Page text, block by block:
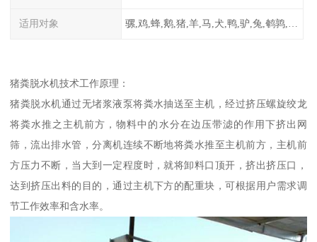
适用对象 骡,鸡,蜂,鹅,猪,羊,马,犬,鸭,驴,兔,鹌鹑,牛,鸽
猪粪脱水机技术工作原理：
猪粪脱水机通过无堵浆液泵将粪水抽送至主机，经过挤压螺旋绞龙
将粪水推之主机前方，物料中的水分在边压带滤的作用下挤出网
筛，流出排水管，分离机连续不断地将粪水推至主机前方，主机前
方压力不断，当大到一定程度时，就将卸料口顶开，挤出挤压口，
达到挤压出料的目的，通过主机下方的配重块，可根据用户需求调
节工作效率和含水率。